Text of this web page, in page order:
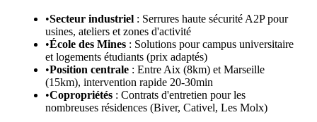
•Secteur industriel : Serrures haute sécurité A2P pour
usines, ateliers et zones d'activité
•École des Mines : Solutions pour campus universitaire
et logements étudiants (prix adaptés)
•Position centrale : Entre Aix (8km) et Marseille
(15km), intervention rapide 20-30min
•Copropriétés : Contrats d'entretien pour les
nombreuses résidences (Biver, Cativel, Les Molx)